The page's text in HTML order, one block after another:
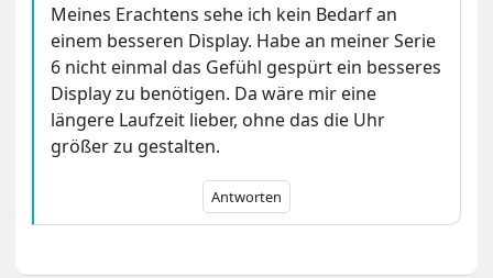
Meines Erachtens sehe ich kein Bedarf an
einem besseren Display. Habe an meiner Serie
6 nicht einmal das Gefühl gespürt ein besseres
Display zu benötigen. Da wäre mir eine
längere Laufzeit lieber, ohne das die Uhr
größer zu gestalten.
Antworten